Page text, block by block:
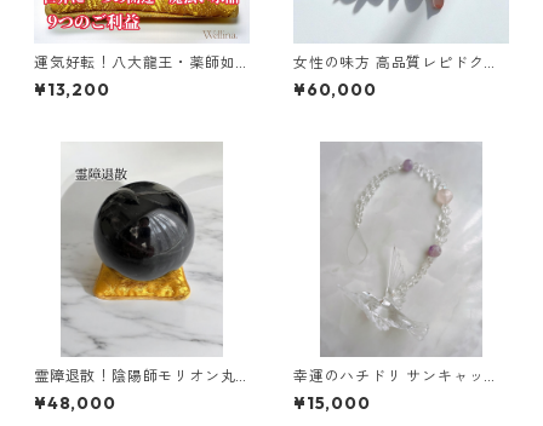
運気好転！八大龍王・薬師如
来 水晶丸玉 【大】
¥13,200
女性の味方 高品質レピドクロ
サイト
¥60,000
霊障退散！陰陽師モリオン丸
玉 スターモリオン
¥48,000
幸運のハチドリ サンキャッチ
ャー オーダー作成
¥15,000